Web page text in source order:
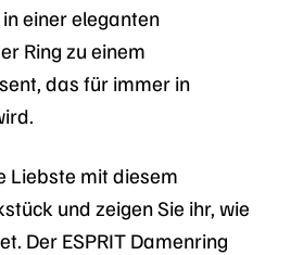
einer eleganten
Ring zu einem
das für immer in
Liebste mit diesem
und zeigen Sie ihr, wie
Der ESPRIT Damenring